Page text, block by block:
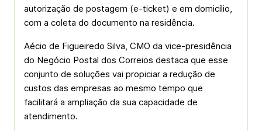
autorização de postagem (e-ticket) e em domicílio,
com a coleta do documento na residência.
Aécio de Figueiredo Silva, CMO da vice-presidência
do Negócio Postal dos Correios destaca que esse
conjunto de soluções vai propiciar a redução de
custos das empresas ao mesmo tempo que
facilitará a ampliação da sua capacidade de
atendimento.